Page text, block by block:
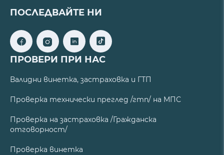
ПОСЛЕДВАЙТЕ НИ
ПРОВЕРИ ПРИ НАС
Валидни винетка, застраховка и ГТП
Проверка технически преглед /гтп/ на МПС
Проверка на застраховка /Гражданска
отговорност/
Проверка винетка